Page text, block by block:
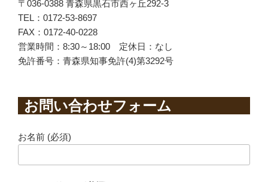
〒036-0388 青森県黒石市西ヶ丘292-3
TEL：0172-53-8697
FAX：0172-40-0228
営業時間：8:30～18:00 定休日：なし
免許番号：青森県知事免許(4)第3292号
お問い合わせフォーム
お名前 (必須)